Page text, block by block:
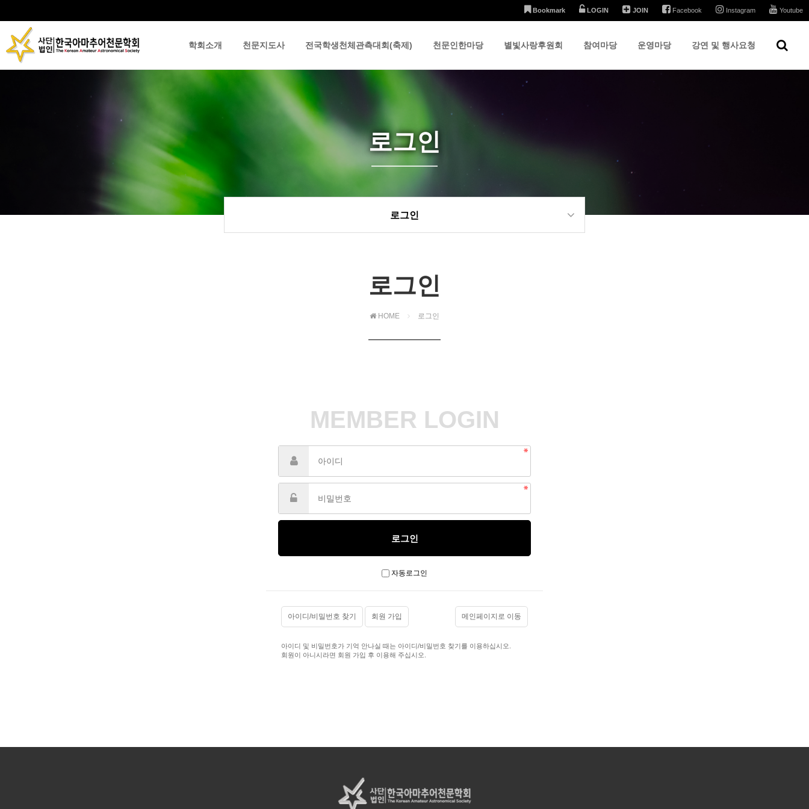
Bookmark LOGIN JOIN Facebook Instagram Youtube
학회소개 천문지도사 전국학생천체관측대회(축제) 천문인한마당 별빛사랑후원회 참여마당
하위분류
운영마당
하위분류
강연 및 행사요청
로그인
로그인
로그인
HOME 로그인
MEMBER LOGIN
자동로그인
아이디/비밀번호 찾기 회원 가입 메인페이지로 이동
아이디 및 비밀번호가 기억 안나실 때는 아이디/비밀번호 찾기를 이용하십시오.
회원이 아니시라면 회원 가입 후 이용해 주십시오.